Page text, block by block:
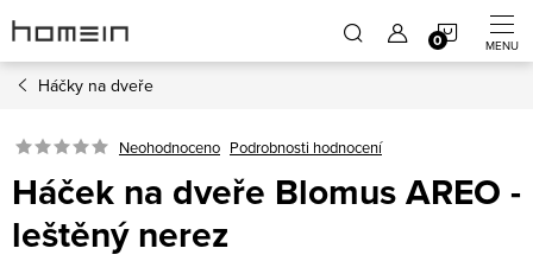
na
obsah
Háčky na dveře
Neohodnoceno Podrobnosti hodnocení
Háček na dveře Blomus AREO -
leštěný nerez